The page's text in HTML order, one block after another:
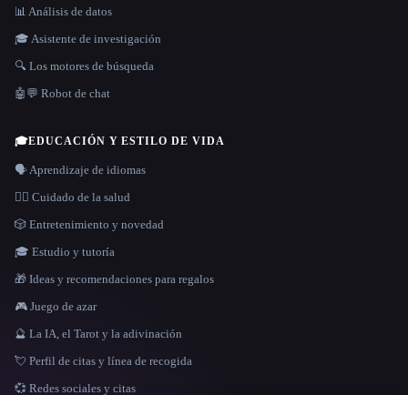
📊 Análisis de datos
🎓 Asistente de investigación
🔍 Los motores de búsqueda
🤖💬 Robot de chat
🎓EDUCACIÓN Y ESTILO DE VIDA
🗣️ Aprendizaje de idiomas
👩‍⚕️ Cuidado de la salud
🎲 Entretenimiento y novedad
🎓 Estudio y tutoría
🎁 Ideas y recomendaciones para regalos
🎮 Juego de azar
🔮 La IA, el Tarot y la adivinación
💘 Perfil de citas y línea de recogida
💞 Redes sociales y citas